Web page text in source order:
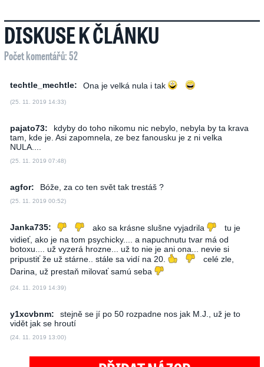
DISKUSE K ČLÁNKU
Počet komentářů: 52
techtle_mechtle: Ona je velká nula i tak
(25. 11. 2019 14:33)
pajato73:
kdyby do toho nikomu nic nebylo, nebyla by ta krava
tam, kde je. Asi zapomnela, ze bez fanousku je z ni velka
NULA....
(25. 11. 2019 07:48)
agfor: Bóže, za co ten svět tak trestáš ?
(25. 11. 2019 00:52)
Janka735: ako sa krásne slušne vyjadrila
tu je
vidieť, ako je na tom psychicky.... a napuchnutu tvar má od
botoxu.... už vyzerá hrozne... už to nie je ani ona... nevie si
pripustiť že už stárne.. stále sa vidí na 20.
celé zle,
Darina, už prestaň milovať samú seba
(24. 11. 2019 14:39)
y1xcvbnm:
stejně se jí po 50 rozpadne nos jak M.J., už je to
vidět jak se hroutí
(24. 11. 2019 13:00)